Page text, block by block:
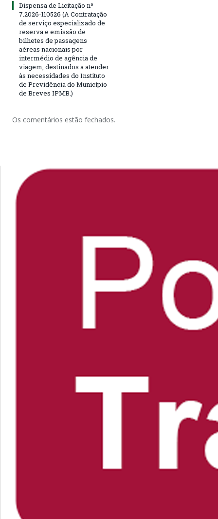
Dispensa de Licitação nº
7.2026-110526 (A Contratação
de serviço especializado de
reserva e emissão de
bilhetes de passagens
aéreas nacionais por
intermédio de agência de
viagem, destinados a atender
às necessidades do Instituto
de Previdência do Município
de Breves IPMB.)
Os comentários estão fechados.